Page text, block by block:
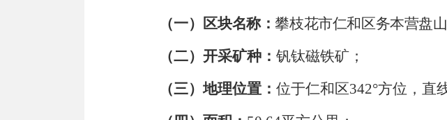
（一）
区块名称：攀枝花市仁和区务本营盘
（二）开采矿种：钒钛磁铁矿；
（三）地理位置：位于仁和区342°方位，直